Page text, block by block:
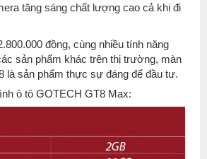
tăng sáng chất lượng cao cả khi đi
đồng, cùng nhiều tính năng
sản phẩm khác trên thị trường, màn
là sản phẩm thực sự đáng để đầu tư.
ô tô GOTECH GT8 Max: